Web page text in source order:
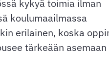
kykyä toimia ilman
koulumaailmassa
erilainen, koska
tärkeään asemaan